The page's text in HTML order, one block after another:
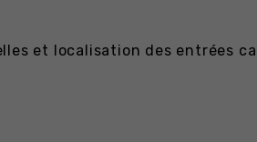
et localisation des entrées